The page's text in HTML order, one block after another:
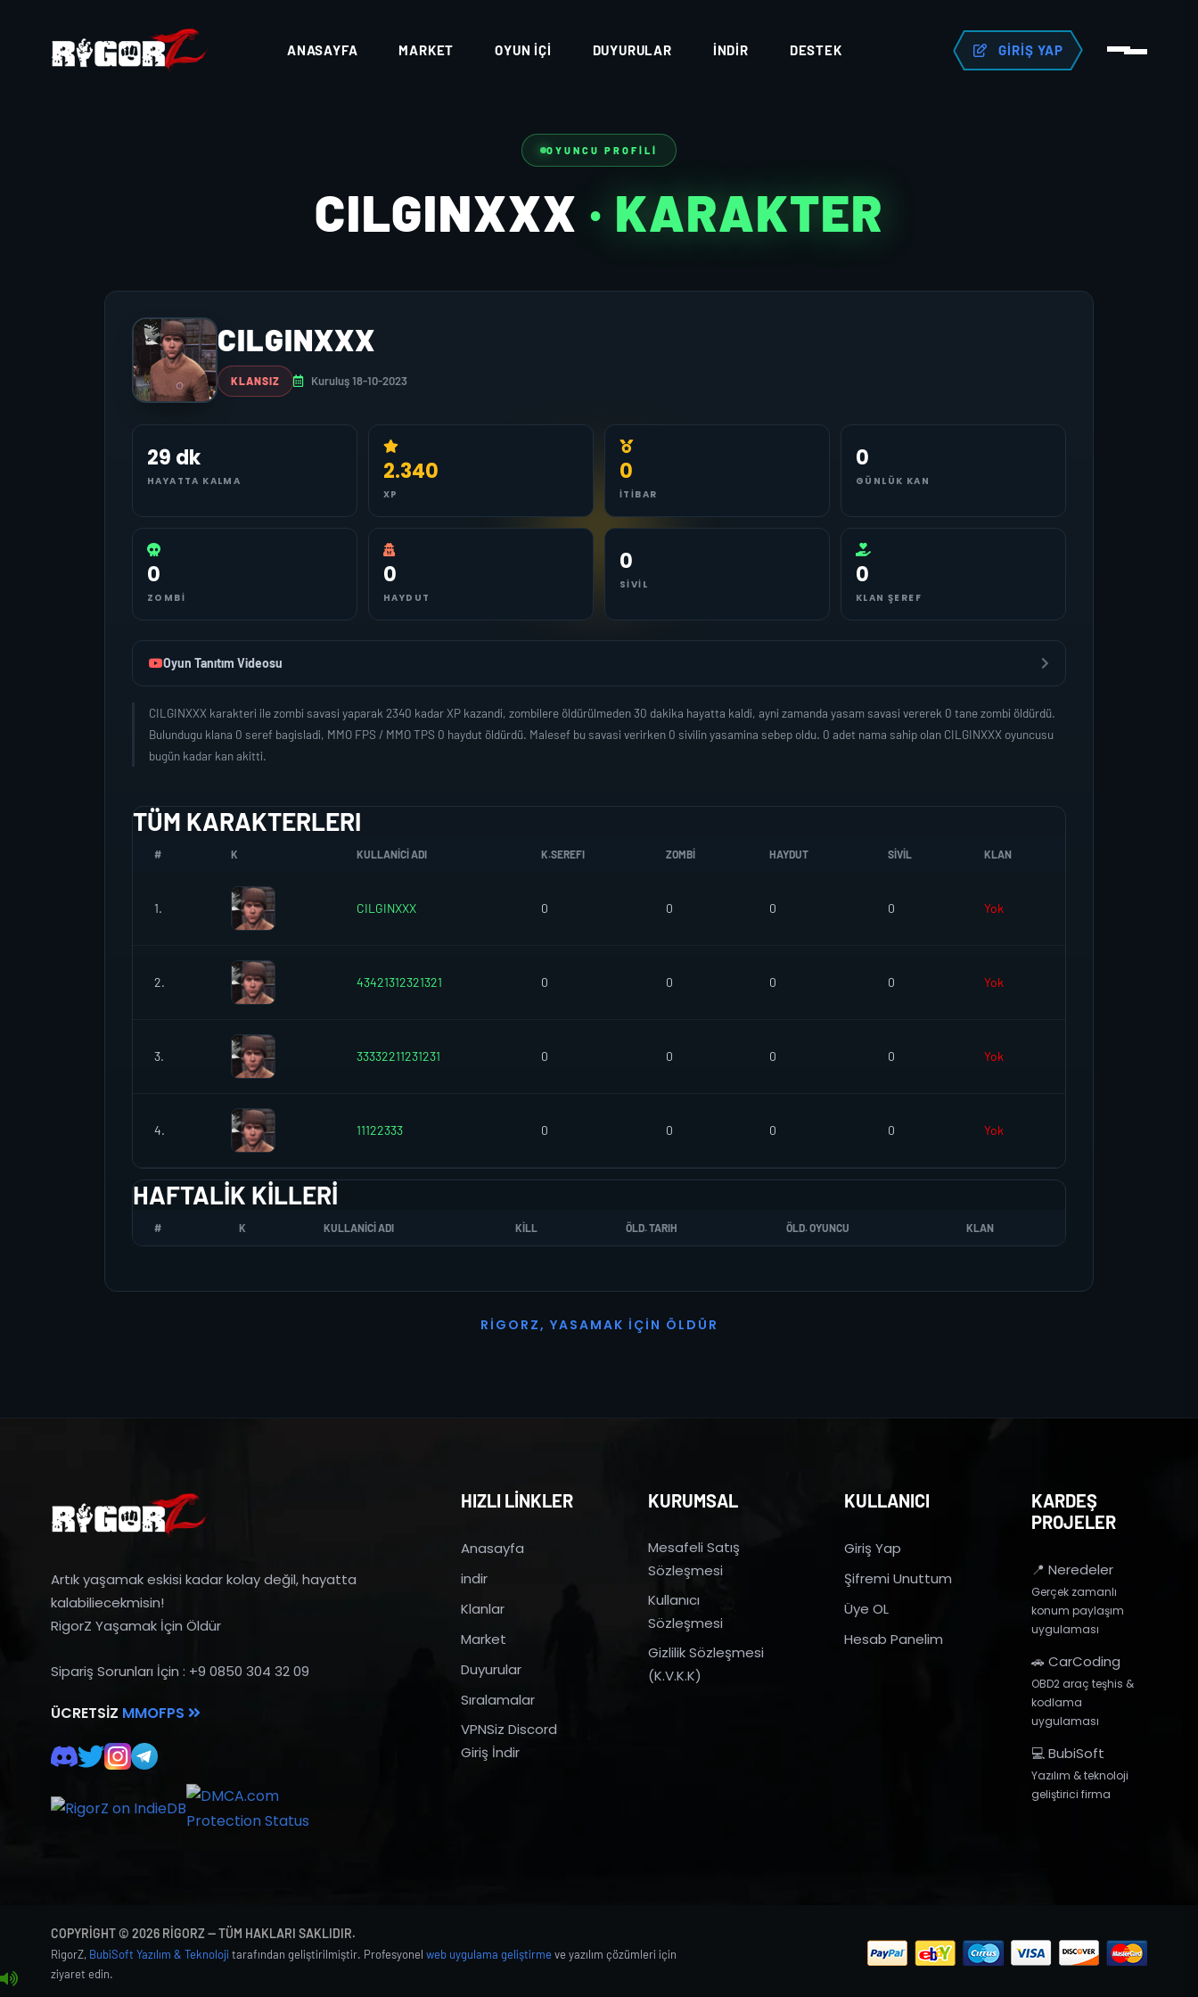
ANASAYFA MARKET OYUN İÇI DUYURULAR İNDIR DESTEK GIRIŞ YAP
OYUNCU PROFILI
CILGINXXX · KARAKTER
CILGINXXX
KLANSIZ Kuruluş 18-10-2023
29 dk
HAYATTA KALMA 2.340
XP
0
İTIBAR
0
GÜNLÜK KAN
0
ZOMBI
0
HAYDUT
0
SIVIL 0
KLAN ŞEREF
Oyun Tanıtım Videosu
CILGINXXX karakteri ile zombi savasi yaparak 2340 kadar XP kazandi, zombilere öldürülmeden 30 dakika hayatta kaldi, ayni zamanda yasam savasi vererek 0 tane zombi öldürdü.
Bulundugu klana 0 seref bagisladi, MMO FPS / MMO TPS 0 haydut öldürdü. Malesef bu savasi verirken 0 sivilin yasamina sebep oldu. 0 adet nama sahip olan CILGINXXX oyuncusu
bugün kadar kan akitti.
TÜM KARAKTERLERI
# K KULLANICI ADI K.SEREFI ZOMBI HAYDUT SIVIL KLAN
1. CILGINXXX 0 0 0 0 Yok
2. 43421312321321 0 0 0 0 Yok
3. 33332211231231 0 0 0 0 Yok
4. 11122333 0 0 0 0 Yok
HAFTALIK KILLERI
# K KULLANICI ADI KILL ÖLD. TARIH ÖLD. OYUNCU KLAN
R I G O R Z, YASAMAK İ ÇI N Ö L D Ü R
Artık yaşamak eskisi kadar kolay değil, hayatta
kalabiliecekmisin!
RigorZ Yaşamak İçin Öldür
Sipariş Sorunları İçin : +9 0850 304 32 09
ÜCRETSIZ MMOFPS
HIZLI LİNKLER
Anasayfa
indir
Klanlar
Market
Duyurular
Sıralamalar
VPNSiz Discord
Giriş İndir
KURUMSAL
Mesafeli Satış
Sözleşmesi
Kullanıcı
Sözleşmesi
Gizlilik Sözleşmesi
(K.V.K.K)
KULLANICI
Giriş Yap
Şifremi Unuttum
Üye OL
Hesab Panelim
KARDEŞ
PROJELER
📍 Neredeler
Gerçek zamanlı
konum paylaşım
uygulaması
🚗 CarCoding
OBD2 araç teşhis &
kodlama
uygulaması
💻 BubiSoft
Yazılım & teknoloji
geliştirici firma
COPYRIGHT © 2026 RIGORZ — TÜM HAKLARI SAKLIDIR.
RigorZ, BubiSoft Yazılım & Teknoloji tarafından geliştirilmiştir. Profesyonel web uygulama geliştirmeve yazılım çözümleri için
ziyaret edin.